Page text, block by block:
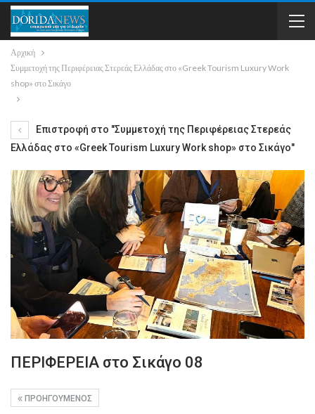
Αρχική
Συμμετοχή της Περιφέρειας Στερεάς Ελλάδας στο «Greek Tourism Luxury Work
shop» στο Σικάγο
Επιστροφή στο "Συμμετοχή της Περιφέρειας Στερεάς
Ελλάδας στο «Greek Tourism Luxury Work shop» στο Σικάγο"
ΠΕΡΙΦΕΡΕΙΑ στο Σικάγο 08
ΠΡΟΗΓΟΎΜΕΝΟΣ